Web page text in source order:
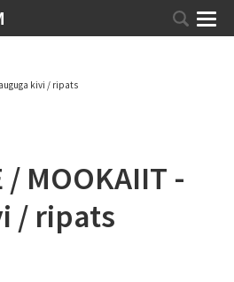
auguga kivi / ripats
/ MOOKAIIT -
/ ripats